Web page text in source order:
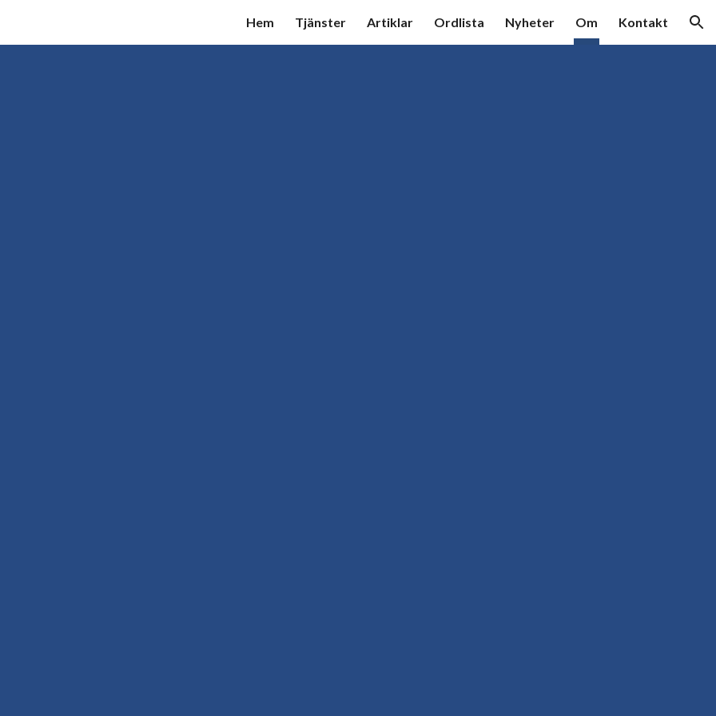
Skip to navigation
Hem Tjänster Artiklar Ordlista Nyheter Om Kontakt